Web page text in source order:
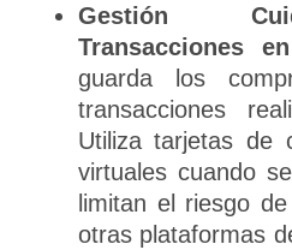
Gestión
Transacciones
guarda los
transacciones
Utiliza tarjetas de
virtuales cuando
limitan el riesgo
otras plataformas